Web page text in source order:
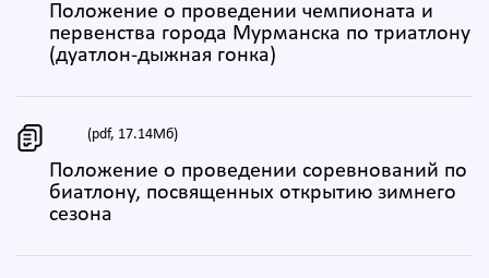
Положение о проведении чемпионата и
первенства города Мурманска по триатлону
(дуатлон-дыжная гонка)
(pdf, 17.14Мб)
Положение о проведении соревнований по
биатлону, посвященных открытию зимнего
сезона